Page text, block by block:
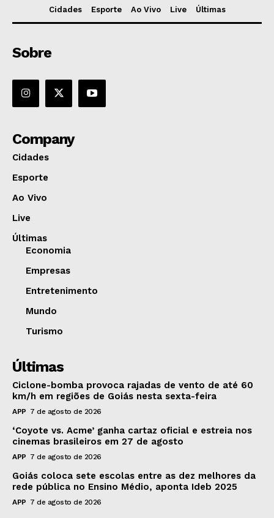
Cidades Esporte Ao Vivo Live Últimas
Sobre
Company
Cidades
Esporte
Ao Vivo
Live
Últimas
Economia
Empresas
Entretenimento
Mundo
Turismo
Últimas
Ciclone-bomba provoca rajadas de vento de até 60
km/h em regiões de Goiás nesta sexta-feira
APP 7 de agosto de 2026
‘Coyote vs. Acme’ ganha cartaz oficial e estreia nos
cinemas brasileiros em 27 de agosto
APP 7 de agosto de 2026
Goiás coloca sete escolas entre as dez melhores da
rede pública no Ensino Médio, aponta Ideb 2025
APP 7 de agosto de 2026